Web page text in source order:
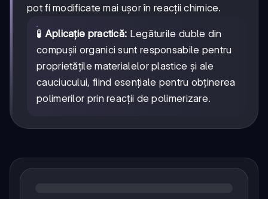
pot fi modificate mai ușor în reacții chimice.
🧪 Aplicație practică: Legăturile duble din
compușii organici sunt responsabile pentru
proprietățile materialelor plastice și ale
cauciucului, fiind esențiale pentru obținerea
polimerilor prin reacții de polimerizare.